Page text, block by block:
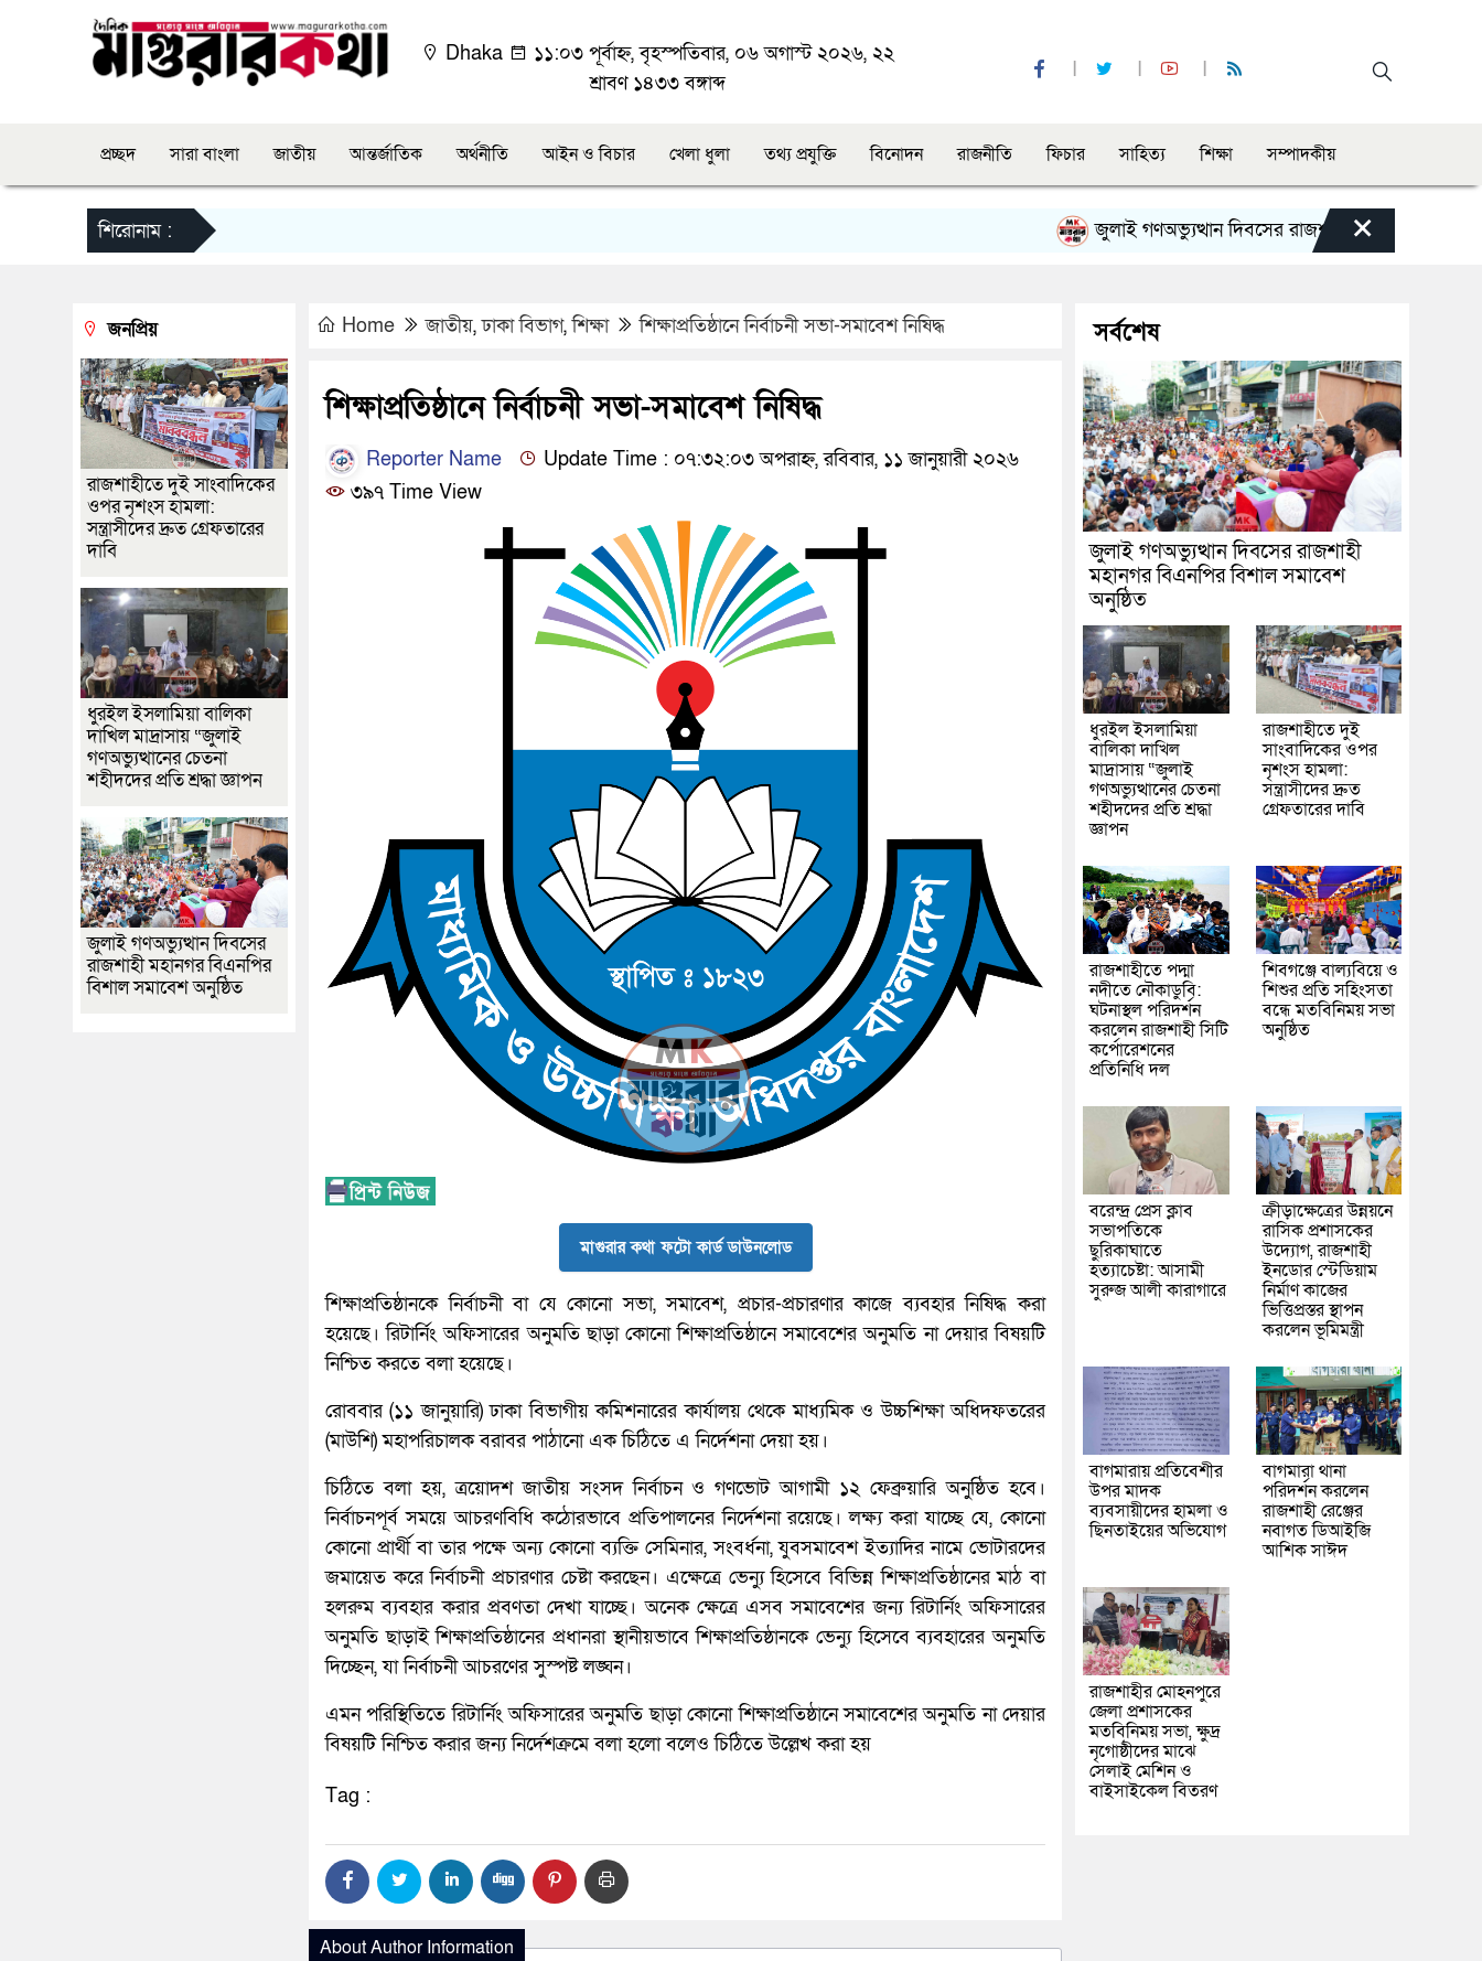
Dhaka
১১:০৩ পূর্বাহ্ন, বৃহস্পতিবার, ০৬ অগাস্ট ২০২৬, ২২
শ্রাবণ ১৪৩৩ বঙ্গাব্দ
প্রচ্ছদ সারা বাংলা জাতীয় আন্তর্জাতিক অর্থনীতি আইন ও বিচার খেলা ধুলা তথ্য প্রযুক্তি বিনোদন রাজনীতি ফিচার সাহিত্য শিক্ষা সম্পাদকীয়
শিরোনাম : জুলাই গণঅভ্যুত্থান দিবসের রাজশাহী মহানগর বিএনপির
×
Home জাতীয়,ঢাকা বিভাগ,শিক্ষা শিক্ষাপ্রতিষ্ঠানে নির্বাচনী সভা-সমাবেশ নিষিদ্ধ
শিক্ষাপ্রতিষ্ঠানে নির্বাচনী সভা-সমাবেশ নিষিদ্ধ
Reporter Name
Update Time : ০৭:৩২:০৩ অপরাহ্ন, রবিবার, ১১ জানুয়ারী ২০২৬
৩৯৭ Time View
মাগুরার কথা ফটো কার্ড ডাউনলোড
শিক্ষাপ্রতিষ্ঠানকে নির্বাচনী বা যে কোনো সভা, সমাবেশ, প্রচার-প্রচারণার কাজে ব্যবহার নিষিদ্ধ করা
হয়েছে। রিটার্নিং অফিসারের অনুমতি ছাড়া কোনো শিক্ষাপ্রতিষ্ঠানে সমাবেশের অনুমতি না দেয়ার বিষয়টি
নিশ্চিত করতে বলা হয়েছে।
রোববার (১১ জানুয়ারি) ঢাকা বিভাগীয় কমিশনারের কার্যালয় থেকে মাধ্যমিক ও উচ্চশিক্ষা অধিদফতরের
(মাউশি) মহাপরিচালক বরাবর পাঠানো এক চিঠিতে এ নির্দেশনা দেয়া হয়।
চিঠিতে বলা হয়, ত্রয়োদশ জাতীয় সংসদ নির্বাচন ও গণভোট আগামী ১২ ফেব্রুয়ারি অনুষ্ঠিত হবে।
নির্বাচনপূর্ব সময়ে আচরণবিধি কঠোরভাবে প্রতিপালনের নির্দেশনা রয়েছে। লক্ষ্য করা যাচ্ছে যে, কোনো
কোনো প্রার্থী বা তার পক্ষে অন্য কোনো ব্যক্তি সেমিনার, সংবর্ধনা, যুবসমাবেশ ইত্যাদির নামে ভোটারদের
জমায়েত করে নির্বাচনী প্রচারণার চেষ্টা করছেন। এক্ষেত্রে ভেন্যু হিসেবে বিভিন্ন শিক্ষাপ্রতিষ্ঠানের মাঠ বা
হলরুম ব্যবহার করার প্রবণতা দেখা যাচ্ছে। অনেক ক্ষেত্রে এসব সমাবেশের জন্য রিটার্নিং অফিসারের
অনুমতি ছাড়াই শিক্ষাপ্রতিষ্ঠানের প্রধানরা স্থানীয়ভাবে শিক্ষাপ্রতিষ্ঠানকে ভেন্যু হিসেবে ব্যবহারের অনুমতি
দিচ্ছেন, যা নির্বাচনী আচরণের সুস্পষ্ট লঙ্ঘন।
এমন পরিস্থিতিতে রিটার্নিং অফিসারের অনুমতি ছাড়া কোনো শিক্ষাপ্রতিষ্ঠানে সমাবেশের অনুমতি না দেয়ার
বিষয়টি নিশ্চিত করার জন্য নির্দেশক্রমে বলা হলো বলেও চিঠিতে উল্লেখ করা হয়
Tag :
About Author Information
জনপ্রিয়
রাজশাহীতে দুই সাংবাদিকের
ওপর নৃশংস হামলা:
সন্ত্রাসীদের দ্রুত গ্রেফতারের
দাবি
ধুরইল ইসলামিয়া বালিকা
দাখিল মাদ্রাসায় “জুলাই
গণঅভ্যুত্থানের চেতনা
শহীদদের প্রতি শ্রদ্ধা জ্ঞাপন
জুলাই গণঅভ্যুত্থান দিবসের
রাজশাহী মহানগর বিএনপির
বিশাল সমাবেশ অনুষ্ঠিত
সর্বশেষ
জুলাই গণঅভ্যুত্থান দিবসের রাজশাহী
মহানগর বিএনপির বিশাল সমাবেশ
অনুষ্ঠিত
ধুরইল ইসলামিয়া
বালিকা দাখিল
মাদ্রাসায় “জুলাই
গণঅভ্যুত্থানের চেতনা
শহীদদের প্রতি শ্রদ্ধা
জ্ঞাপন
রাজশাহীতে দুই
সাংবাদিকের ওপর
নৃশংস হামলা:
সন্ত্রাসীদের দ্রুত
গ্রেফতারের দাবি
রাজশাহীতে পদ্মা
নদীতে নৌকাডুবি:
ঘটনাস্থল পরিদর্শন
করলেন রাজশাহী সিটি
কর্পোরেশনের
প্রতিনিধি দল
শিবগঞ্জে বাল্যবিয়ে ও
শিশুর প্রতি সহিংসতা
বন্ধে মতবিনিময় সভা
অনুষ্ঠিত
বরেন্দ্র প্রেস ক্লাব
সভাপতিকে
ছুরিকাঘাতে
হত্যাচেষ্টা: আসামী
সুরুজ আলী কারাগারে
ক্রীড়াক্ষেত্রের উন্নয়নে
রাসিক প্রশাসকের
উদ্যোগ, রাজশাহী
ইনডোর স্টেডিয়াম
নির্মাণ কাজের
ভিত্তিপ্রস্তর স্থাপন
করলেন ভূমিমন্ত্রী
বাগমারায় প্রতিবেশীর
উপর মাদক
ব্যবসায়ীদের হামলা ও
ছিনতাইয়ের অভিযোগ
বাগমারা থানা
পরিদর্শন করলেন
রাজশাহী রেঞ্জের
নবাগত ডিআইজি
আশিক সাঈদ
রাজশাহীর মোহনপুরে
জেলা প্রশাসকের
মতবিনিময় সভা, ক্ষুদ্র
নৃগোষ্ঠীদের মাঝে
সেলাই মেশিন ও
বাইসাইকেল বিতরণ